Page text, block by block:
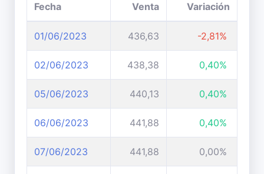
Fecha Venta Variación
01/06/2023 436,63 -2,81%
02/06/2023 438,38 0,40%
05/06/2023 440,13 0,40%
06/06/2023 441,88 0,40%
07/06/2023 441,88 0,00%